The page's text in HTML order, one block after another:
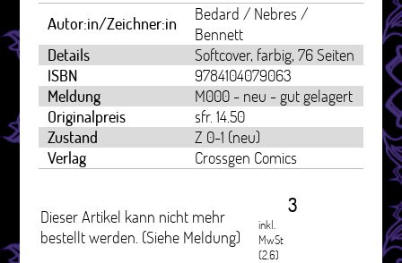
Autor:in/Zeichner:in
Bedard / Nebres /
Bennett
Details
Softcover, farbig, 76 Seiten
ISBN
9784104079063
Meldung
M000 - neu - gut gelagert
Originalpreis
sfr. 14.50
Zustand
Z 0-1 (neu)
Verlag
Crossgen Comics
Dieser Artikel kann nicht mehr
bestellt werden. (Siehe Meldung)
3
inkl.
MwSt
(2.6)